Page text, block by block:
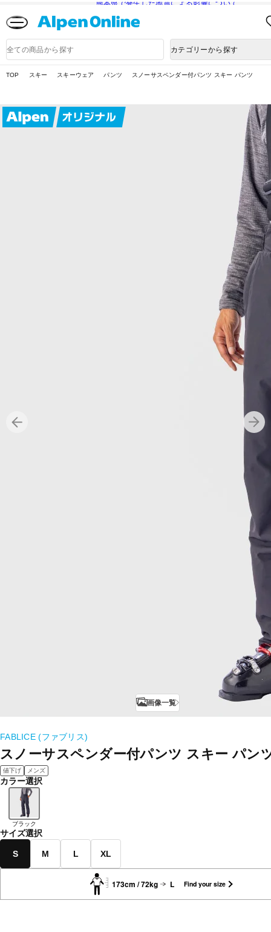
熊本県で発生した地震による影響について
品
検
カテゴリーから探す
TOP スキー スキーウェア パンツ スノーサスペンダー付パンツ スキー パンツ
画像一覧
FABLICE (ファブリス)
スノーサスペンダー付パンツ スキー パン
値下げ メンズ
カラー選択
ブラック
サイズ選択
S M L XL
173cm / 72kg L Find your size